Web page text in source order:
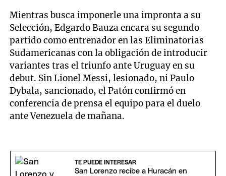
Mientras busca imponerle una impronta a su
Selección, Edgardo Bauza encara su segundo
partido como entrenador en las Eliminatorias
Sudamericanas con la obligación de introducir
variantes tras el triunfo ante Uruguay en su
debut. Sin Lionel Messi, lesionado, ni Paulo
Dybala, sancionado, el Patón confirmó en
conferencia de prensa el equipo para el duelo
ante Venezuela de mañana.
TE PUEDE INTERESAR
San Lorenzo recibe a Huracán en